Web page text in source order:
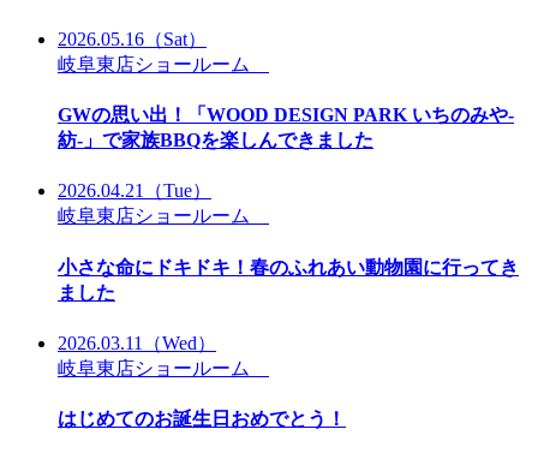
2026.05.16 （Sat）
岐阜東店ショールーム
GWの思い出！「WOOD DESIGN PARK いちのみや-
紡-」で家族BBQを楽しんできました
2026.04.21 （Tue）
岐阜東店ショールーム
小さな命にドキドキ！春のふれあい動物園に行ってき
ました
2026.03.11
（Wed）
岐阜東店ショールーム
はじめてのお誕生日おめでとう！